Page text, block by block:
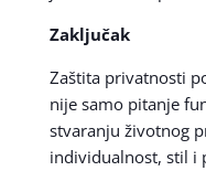
Zaključak
Zaštita privatnosti
nije samo pitanje
stvaranju životnog
individualnost, stil i